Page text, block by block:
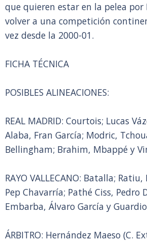
que quieren estar en la pelea por
volver a una competición
vez desde la 2000-01.
FICHA TÉCNICA
POSIBLES ALINEACIONES:
REAL MADRID: Courtois; Lucas
Alaba, Fran García; Modric,
Bellingham; Brahim, Mbappé y
RAYO VALLECANO: Batalla;
Pep Chavarría; Pathé Ciss, Pedro
Embarba, Álvaro García y
ÁRBITRO: Hernández Maeso (C.